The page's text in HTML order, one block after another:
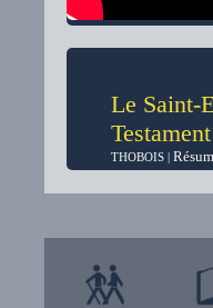
Le Saint-
THOBOIS |